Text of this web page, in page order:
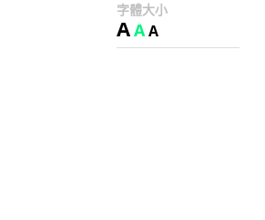
字體大小
AAA